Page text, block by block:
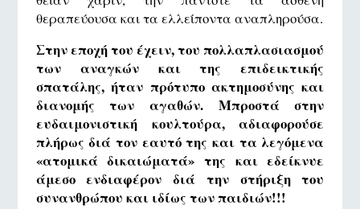
θεραπεύουσα και τα ελλείποντα αναπληρούσα.
Στην εποχή του έχειν, του πολλαπλασιασμού
των αναγκών και της επιδεικτικής
σπατάλης, ήταν πρότυπο ακτημοσύνης και
διανομής των αγαθών. Μπροστά στην
ευδαιμονιστική κουλτούρα, αδιαφορούσε
πλήρως διά τον εαυτό της και τα λεγόμενα
«ατομικά δικαιώματά» της και εδείκνυε
άμεσο ενδιαφέρον διά την στήριξη του
συνανθρώπου και ιδίως των παιδιών!!!